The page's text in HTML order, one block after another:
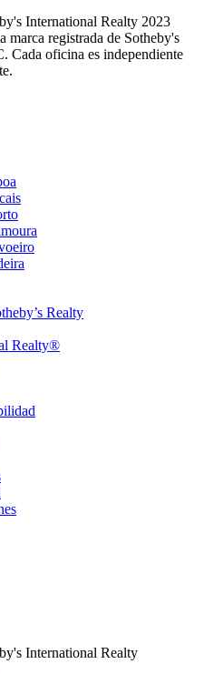
2023
marca registrada de Sotheby's
oficina es independiente
Realty
Realty®